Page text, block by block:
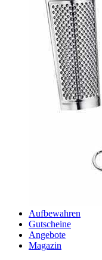
Aufbewahren
Gutscheine
Angebote
Magazin